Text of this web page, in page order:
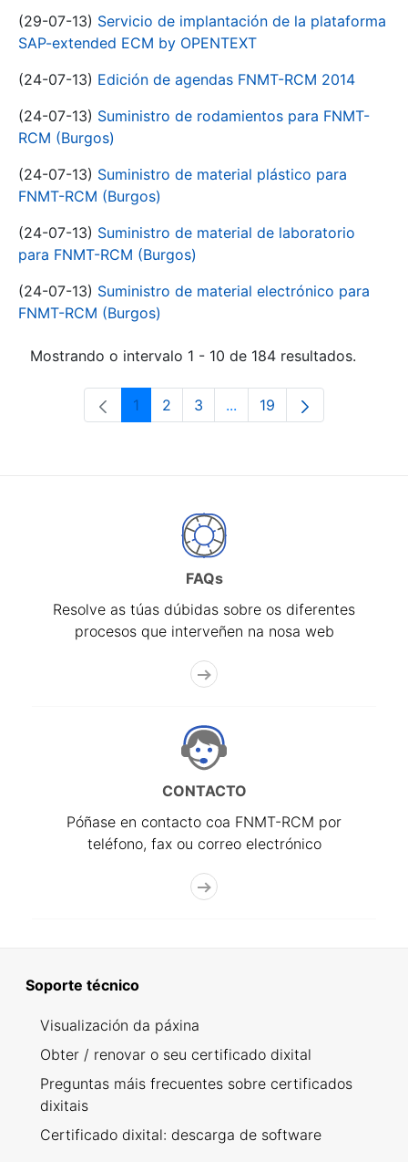
(29-07-13) Servicio de implantación de la plataforma
SAP-extended ECM by OPENTEXT
(24-07-13) Edición de agendas FNMT-RCM 2014
(24-07-13) Suministro de rodamientos para FNMT-
RCM (Burgos)
(24-07-13) Suministro de material plástico para
FNMT-RCM (Burgos)
(24-07-13) Suministro de material de laboratorio
para FNMT-RCM (Burgos)
(24-07-13) Suministro de material electrónico para
FNMT-RCM (Burgos)
Mostrando o intervalo 1 - 10 de 184 resultados.
Páxina
1 Páxina
2 Páxina
3 ...Páxinas intermedias Use
Páxina
19
FAQs
Resolve as túas dúbidas sobre os diferentes
procesos que interveñen na nosa web
CONTACTO
Póñase en contacto coa FNMT-RCM por
teléfono, fax ou correo electrónico
Soporte técnico
Visualización da páxina
Obter / renovar o seu certificado dixital
Preguntas máis frecuentes sobre certificados
dixitais
Certificado dixital: descarga de software